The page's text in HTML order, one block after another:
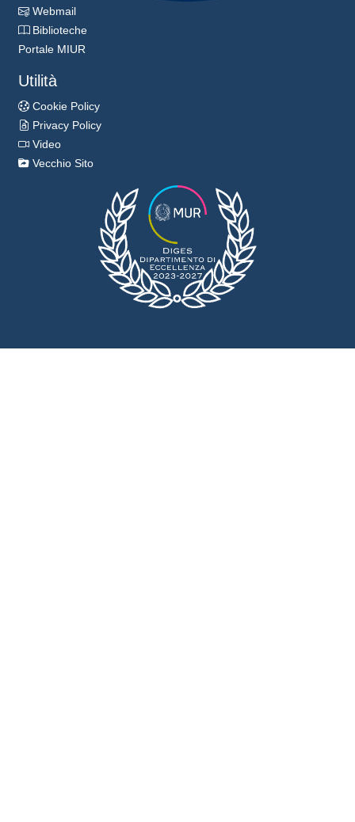
Webmail
Biblioteche
Portale MIUR
Utilità
Cookie Policy
Privacy Policy
Video
Vecchio Sito